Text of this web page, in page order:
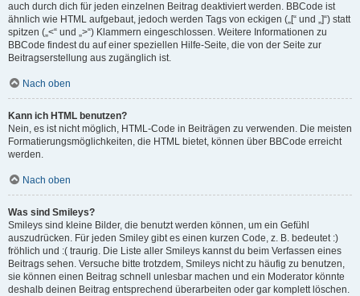
auch durch dich für jeden einzelnen Beitrag deaktiviert werden. BBCode ist
ähnlich wie HTML aufgebaut, jedoch werden Tags von eckigen („[“ und „]“) statt
spitzen („<“ und „>“) Klammern eingeschlossen. Weitere Informationen zu
BBCode findest du auf einer speziellen Hilfe-Seite, die von der Seite zur
Beitragserstellung aus zugänglich ist.
Nach oben
Kann ich HTML benutzen?
Nein, es ist nicht möglich, HTML-Code in Beiträgen zu verwenden. Die meisten
Formatierungsmöglichkeiten, die HTML bietet, können über BBCode erreicht
werden.
Nach oben
Was sind Smileys?
Smileys sind kleine Bilder, die benutzt werden können, um ein Gefühl
auszudrücken. Für jeden Smiley gibt es einen kurzen Code, z. B. bedeutet :)
fröhlich und :( traurig. Die Liste aller Smileys kannst du beim Verfassen eines
Beitrags sehen. Versuche bitte trotzdem, Smileys nicht zu häufig zu benutzen,
sie können einen Beitrag schnell unlesbar machen und ein Moderator könnte
deshalb deinen Beitrag entsprechend überarbeiten oder gar komplett löschen.